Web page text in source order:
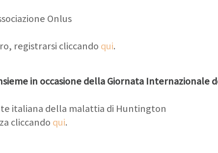
Onlus
registrarsi cliccando qui.
in occasione della Giornata Internazionale
italiana della malattia di Huntington
cliccando qui.